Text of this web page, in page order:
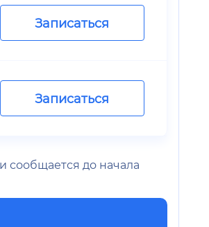
Записаться
Записаться
сообщается до начала